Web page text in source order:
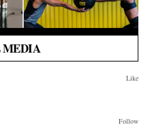
MEDIA
Like
Follow